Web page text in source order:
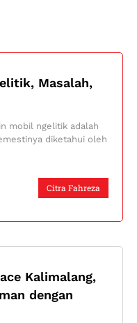
Masalah,
Citra Fahreza
mobil ngelitik adalah
diketahui oleh
Kalimalang,
dengan